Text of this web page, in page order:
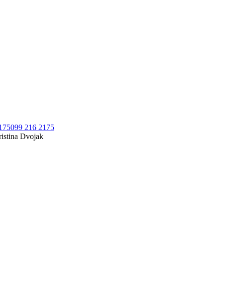
099 216 2175
Dvojak